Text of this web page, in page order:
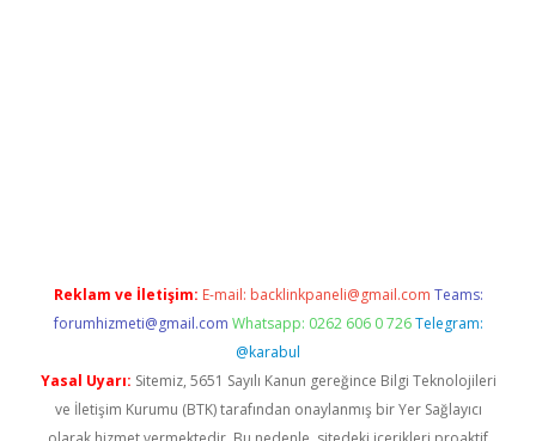
Reklam ve İletişim: E-mail: backlinkpaneli@gmail.com Teams:
forumhizmeti@gmail.com Whatsapp: 0262 606 0 726 Telegram:
@karabul
Yasal Uyarı: Sitemiz, 5651 Sayılı Kanun gereğince Bilgi Teknolojileri
ve İletişim Kurumu (BTK) tarafından onaylanmış bir Yer Sağlayıcı